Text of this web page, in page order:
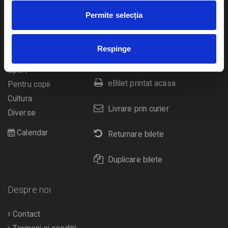
Permite selecția
Respinge
Ajutor
Cum comand bilete?
eBilet printat acasa
Livrare prin curier
Returnare bilete
Duplicare bilete
Evenimente
Teatru
Sport
Pentru copii
Cultura
Diverse
Calendar
Despre noi
Contact